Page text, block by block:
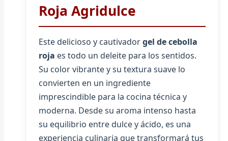
Roja Agridulce
Este delicioso y cautivadorgel de cebolla
roja es todo un deleite para los sentidos.
Su color vibrante y su textura suave lo
convierten en un ingrediente
imprescindible para la cocina técnica y
moderna. Desde su aroma intenso hasta
su equilibrio entre dulce y ácido, es una
experiencia culinaria que transformará tus